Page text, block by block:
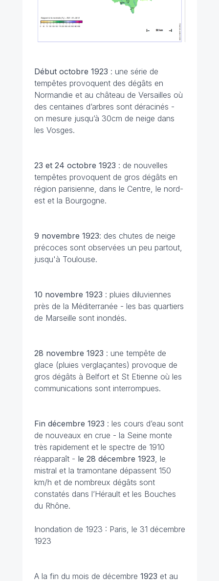
Début octobre 1923 : une série de
tempêtes provoquent des dégâts en
Normandie et au château de Versailles où
des centaines d’arbres sont déracinés -
on mesure jusqu’à 30cm de neige dans
les Vosges.
23 et 24 octobre 1923 : de nouvelles
tempêtes provoquent de gros dégâts en
région parisienne, dans le Centre, le nord-
est et la Bourgogne.
9 novembre 1923: des chutes de neige
précoces sont observées un peu partout,
jusqu'à Toulouse.
10 novembre 1923 : pluies diluviennes
près de la Méditerranée - les bas quartiers
de Marseille sont inondés.
28 novembre 1923 : une tempête de
glace (pluies verglaçantes) provoque de
gros dégâts à Belfort et St Etienne où les
communications sont interrompues.
Fin décembre 1923 : les cours d’eau sont
de nouveaux en crue - la Seine monte
très rapidement et le spectre de 1910
réapparaît - le 28 décembre 1923 , le
mistral et la tramontane dépassent 150
km/h et de nombreux dégâts sont
constatés dans l’Hérault et les Bouches
du Rhône.
Inondation de 1923 : Paris, le 31 décembre
1923
A la fin du mois de décembre 1923 et au